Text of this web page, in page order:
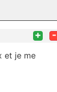
+ -
et je me